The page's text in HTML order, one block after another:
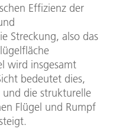
Effizienz der
Streckung, also das
wird insgesamt
bedeutet dies,
und die strukturelle
Flügel und Rumpf